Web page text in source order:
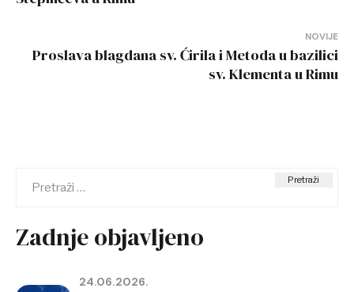
NOVIJE
Proslava blagdana sv. Ćirila i Metoda u bazilici
sv. Klementa u Rimu
Zadnje objavljeno
24.06.2026.